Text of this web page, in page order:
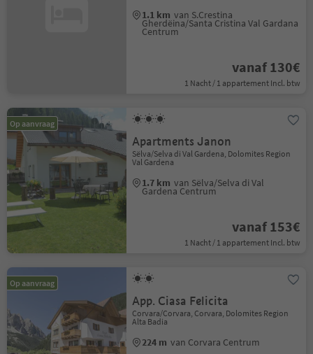
1.1 km van S.Crestina
Gherdëina/Santa Cristina Val Gardana
Centrum
vanaf 130€
1 Nacht / 1 appartement Incl. btw
Op aanvraag
Apartments Janon
Sëlva/Selva di Val Gardena, Dolomites Region
Val Gardena
1.7 km van Sëlva/Selva di Val
Gardena Centrum
vanaf 153€
1 Nacht / 1 appartement Incl. btw
Op aanvraag
App. Ciasa Felicita
Corvara/Corvara, Corvara, Dolomites Region
Alta Badia
224 m van Corvara Centrum